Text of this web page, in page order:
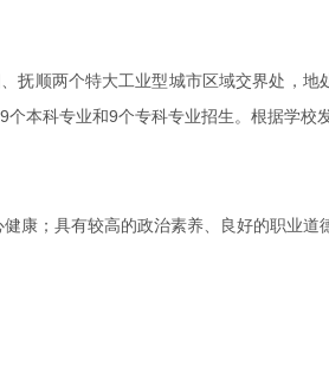
顺两个特大工业型城市区域交界处，
本科专业和9个专科专业招生。根据学校
康；具有较高的政治素养、良好的职业道